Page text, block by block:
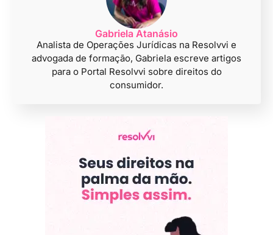
Gabriela Atanásio
Analista de Operações Jurídicas na Resolvvi e
advogada de formação, Gabriela escreve artigos
para o Portal Resolvvi sobre direitos do
consumidor.